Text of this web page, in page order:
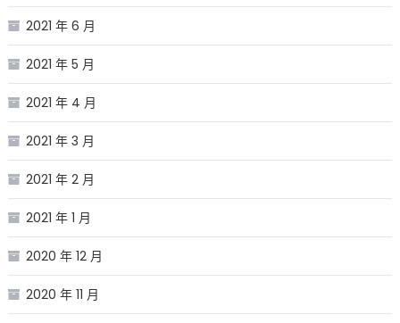
2021 年 6 月
2021 年 5 月
2021 年 4 月
2021 年 3 月
2021 年 2 月
2021 年 1 月
2020 年 12 月
2020 年 11 月